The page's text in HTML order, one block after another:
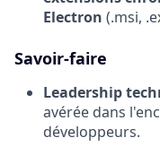
Electron (.msi,
Savoir-faire
Leadership
avérée dans
développeurs.